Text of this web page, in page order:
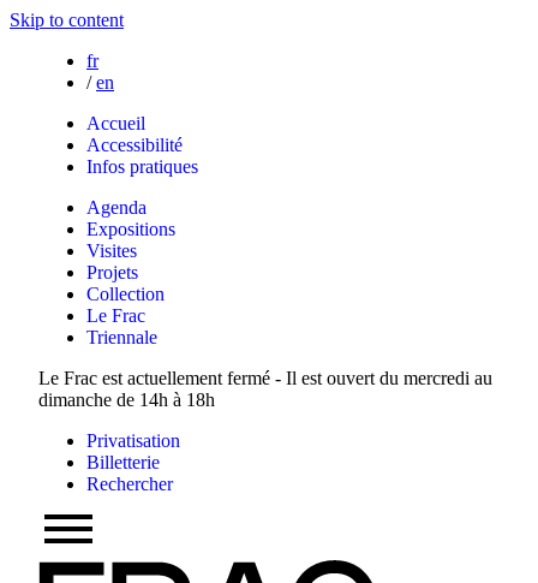
Skip to content
fr
/ en
Accueil
Accessibilité
Infos pratiques
Agenda
Expositions
Visites
Projets
Collection
Le Frac
Triennale
Le Frac est actuellement fermé - Il est ouvert du mercredi au
dimanche de 14h à 18h
Privatisation
Billetterie
Rechercher